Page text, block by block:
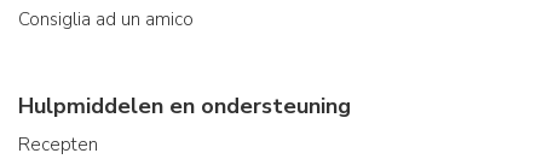
Consiglia ad un amico
Hulpmiddelen en ondersteuning
Recepten